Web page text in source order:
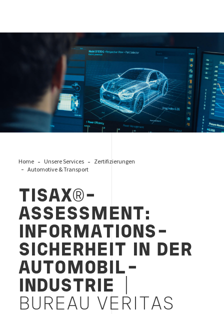
TISAX®-Assessments
Home Unsere Services
Zertifizierungen
Automotive & Transport
TISAX®-
ASSESSMENT:
INFORMATIONS­
SICHERHEIT IN DER
AUTOMOBIL­
INDUSTRIE
BUREAU VERITAS